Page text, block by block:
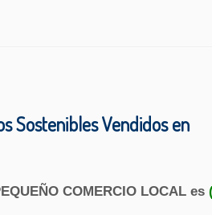
Sostenibles Vendidos en
COMERCIO LOCAL es